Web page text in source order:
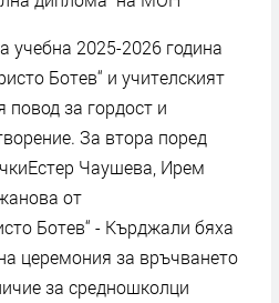
учебна 2025-2026 година
Ботев“ и учителският
повод за гордост и
За втора поред
Чаушева, Ирем
от
Ботев“ - Кърджали бяха
церемония за връчването
за средношколци